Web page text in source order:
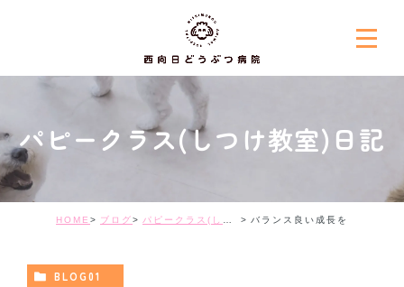
パピークラス(しつけ教室)日記
HOME ブログ パピークラス(しつけ教室)日記 バランス良い成長を
BLOG01